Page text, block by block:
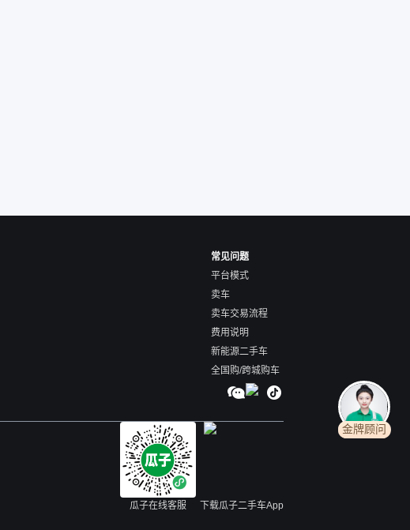
常见问题
平台模式
卖车
卖车交易流程
费用说明
新能源二手车
全国购/跨城购车
瓜子在线客服 下载瓜子二手车App
金牌顾问